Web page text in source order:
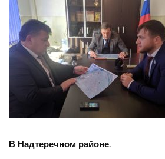
В Надтеречном районе.